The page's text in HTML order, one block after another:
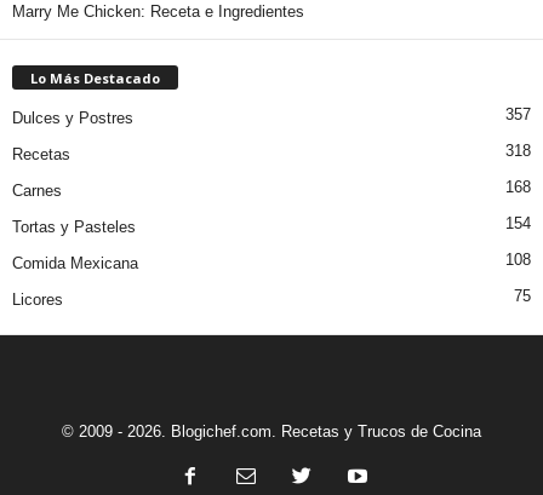
Marry Me Chicken: Receta e Ingredientes
Lo Más Destacado
Dulces y Postres 357
Recetas 318
Carnes 168
Tortas y Pasteles 154
Comida Mexicana 108
Licores 75
© 2009 - 2026. Blogichef.com. Recetas y Trucos de Cocina